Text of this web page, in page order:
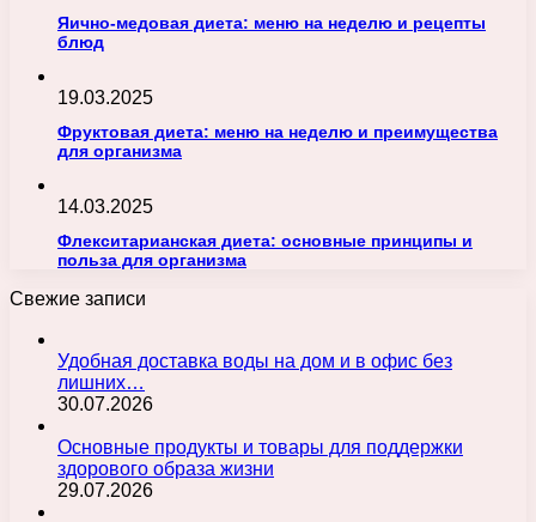
Яично-медовая диета: меню на неделю и рецепты
блюд
19.03.2025
Фруктовая диета: меню на неделю и преимущества
для организма
14.03.2025
Флекситарианская диета: основные принципы и
польза для организма
Свежие записи
Удобная доставка воды на дом и в офис без
лишних…
30.07.2026
Основные продукты и товары для поддержки
здорового образа жизни
29.07.2026